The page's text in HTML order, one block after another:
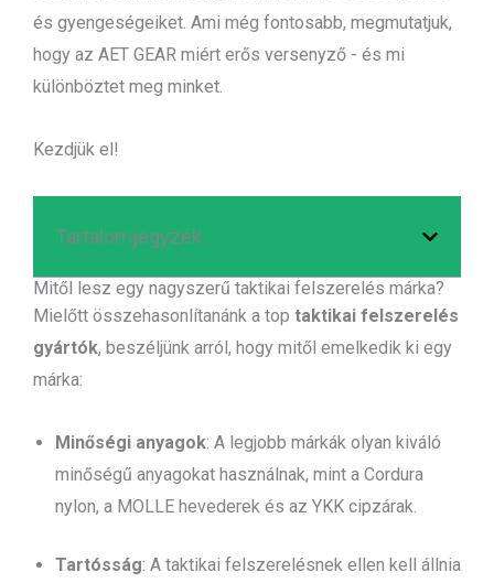
és gyengeségeiket. Ami még fontosabb, megmutatjuk,
hogy az AET GEAR miért erős versenyző - és mi
különböztet meg minket.
Kezdjük el!
Tartalomjegyzék
Mitől lesz egy nagyszerű taktikai felszerelés márka?
Mielőtt összehasonlítanánk a top taktikai felszerelés
gyártók, beszéljünk arról, hogy mitől emelkedik ki egy
márka:
Minőségi anyagok: A legjobb márkák olyan kiváló
minőségű anyagokat használnak, mint a Cordura
nylon, a MOLLE hevederek és az YKK cipzárak.
Tartósság: A taktikai felszerelésnek ellen kell állnia